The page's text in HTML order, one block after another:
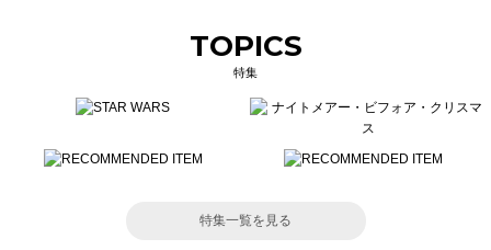
TOPICS
特集
特集一覧を見る